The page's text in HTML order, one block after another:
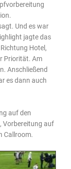
Und es war
jagte das
Hotel,
Priorität. Am
Anschließend
es dann auch
auf den
Vorbereitung auf
Callroom.